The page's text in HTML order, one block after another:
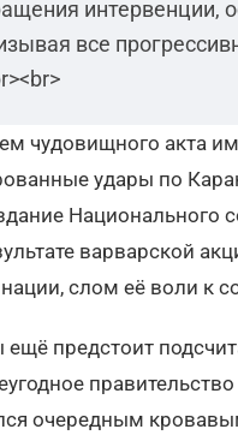
интервенции,
все
чудовищного акта
удары по
Национального
варварской
слом её воли к
предстоит
очередным